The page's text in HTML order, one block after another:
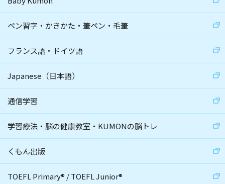
ペン習字・かきかた・筆ペン・毛筆
フランス語・ドイツ語
Japanese（日本語）
通信学習
学習療法・脳の健康教室・KUMONの脳トレ
くもん出版
TOEFL Primary® /TOEFL Junior®